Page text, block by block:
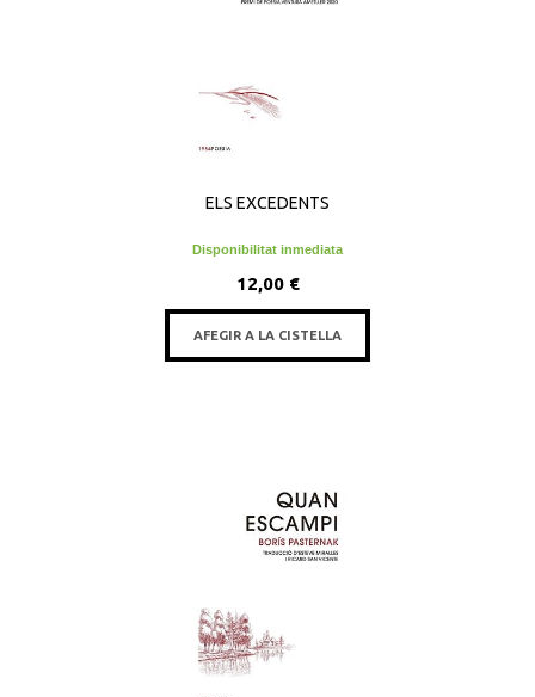
ELS EXCEDENTS
Disponibilitat inmediata
12,00 €
AFEGIR A LA CISTELLA